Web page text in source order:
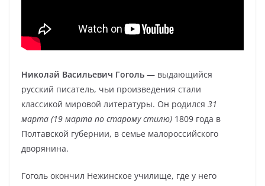
Николай Васильевич Гоголь — выдающийся
русский писатель, чьи произведения стали
классикой мировой литературы. Он родился 31
марта (19 марта по старому стилю) 1809 года в
Полтавской губернии, в семье малороссийского
дворянина.
Гоголь окончил Нежинское училище, где у него